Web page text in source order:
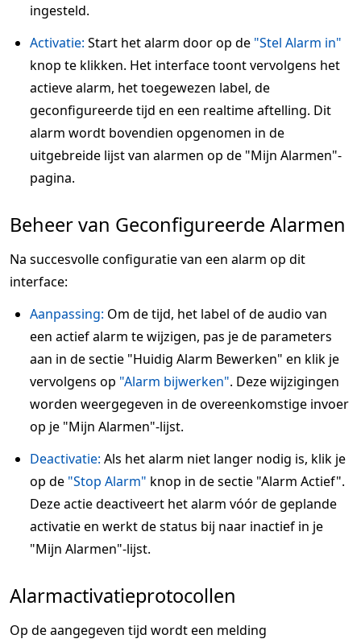
ingesteld.
Activatie: Start het alarm door op de "Stel Alarm in"
knop te klikken. Het interface toont vervolgens het
actieve alarm, het toegewezen label, de
geconfigureerde tijd en een realtime aftelling. Dit
alarm wordt bovendien opgenomen in de
uitgebreide lijst van alarmen op de "Mijn Alarmen"-
pagina.
Beheer van Geconfigureerde Alarmen
Na succesvolle configuratie van een alarm op dit
interface:
Aanpassing: Om de tijd, het label of de audio van
een actief alarm te wijzigen, pas je de parameters
aan in de sectie "Huidig Alarm Bewerken" en klik je
vervolgens op "Alarm bijwerken". Deze wijzigingen
worden weergegeven in de overeenkomstige invoer
op je "Mijn Alarmen"-lijst.
Deactivatie: Als het alarm niet langer nodig is, klik je
op de "Stop Alarm" knop in de sectie "Alarm Actief".
Deze actie deactiveert het alarm vóór de geplande
activatie en werkt de status bij naar inactief in je
"Mijn Alarmen"-lijst.
Alarmactivatieprotocollen
Op de aangegeven tijd wordt een melding